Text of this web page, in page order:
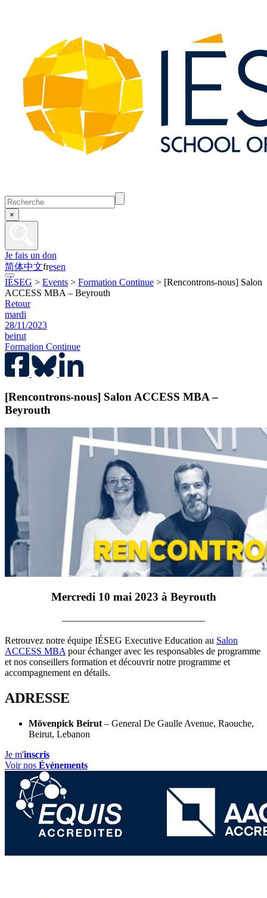
×
Je fais un don
简体中文fresen
IÉSEG > Events > Formation Continue > [Rencontrons-nous] Salon
ACCESS MBA – Beyrouth
Retour
mardi
28/11/2023
beirut
Formation Continue
[Rencontrons-nous] Salon ACCESS MBA –
Beyrouth
Mercredi 10 mai 2023 à Beyrouth
———————————————
Retrouvez notre équipe IÉSEG Executive Education au Salon
ACCESS MBA pour échanger avec les responsables de programme
et nos conseillers formation et découvrir notre programme et
accompagnement en détails.
ADRESSE
Mövenpick Beirut – General De Gaulle Avenue, Raouche,
Beirut, Lebanon
Je m'inscris
Voir nos Événements